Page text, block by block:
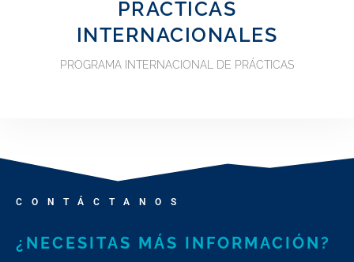
PRÁCTICAS
INTERNACIONALES
PROGRAMA INTERNACIONAL DE PRÁCTICAS
CONTÁCTANOS
¿NECESITAS MÁS INFORMACIÓN?